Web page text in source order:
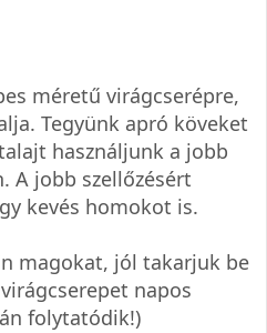
méretű virágcserépre,
Tegyünk apró köveket
használjunk a jobb
A jobb szellőzésért
kevés homokot is.
magokat, jól takarjuk be
napos
folytatódik!)